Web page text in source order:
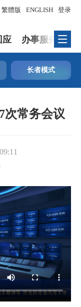
登录
繁體版 ENGLISH
应 办事服务
长者模式
次常务会议